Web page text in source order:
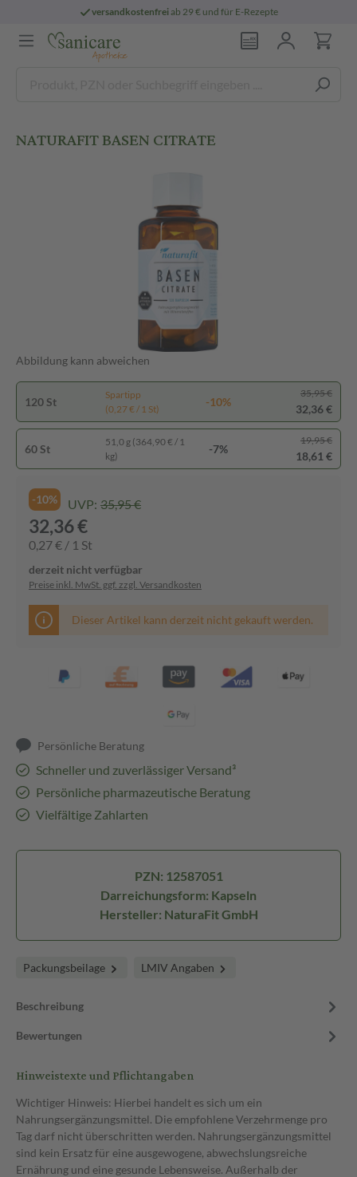
versandkostenfreiab 29 € und für E-Rezepte
NATURAFIT BASEN CITRATE
Abbildung kann abweichen
120 St
Spartipp
(0,27 € / 1 St)
-10%
35,95 €
32,36 €
60 St
51,0 g (364,90 € / 1
kg)
-7%
19,95 €
18,61 €
-10% UVP: 35,95 €
32,36 €
0,27 € / 1 St
derzeit nicht verfügbar
Preise inkl. MwSt. ggf. zzgl. Versandkosten
Dieser Artikel kann derzeit nicht gekauft werden.
Persönliche Beratung
Schneller und zuverlässiger Versand³
Persönliche pharmazeutische Beratung
Vielfältige Zahlarten
PZN: 12587051
Darreichungsform: Kapseln
Hersteller: NaturaFit GmbH
Packungsbeilage LMIV Angaben
Beschreibung
Bewertungen
Hinweistexte und Pflichtangaben
Wichtiger Hinweis: Hierbei handelt es sich um ein
Nahrungsergänzungsmittel. Die empfohlene Verzehrmenge pro
Tag darf nicht überschritten werden. Nahrungsergänzungsmittel
sind kein Ersatz für eine ausgewogene, abwechslungsreiche
Ernährung und eine gesunde Lebensweise. Außerhalb der